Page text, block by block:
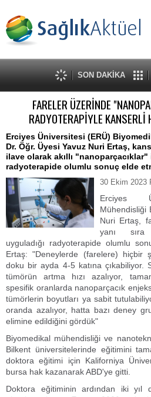
SON DAKİKA
FARELER ÜZERİNDE
RADYOTERAPİYLE KANSERLİ
Erciyes Üniversitesi (ERÜ)
Dr. Öğr. Üyesi Yavuz Nuri Ertaş,
ilave olarak akıllı "nanoparçacıklar"
radyoterapide olumlu sonuç elde
30 Ekim 2023
Erciyes
Mühendisliği
Nuri Ertaş,
yanı sıra
uyguladığı radyoterapide olumlu
Ertaş: "Deneylerde (farelere) hiçbir
doku bir ayda 4-5 katına çıkabiliyor.
tümörün artma hızı azalıyor,
spesifik oranlarda nanoparçacık
tümörlerin boyutları ya sabit
oranda azalıyor, hatta bazı deney
elimine edildiğini gördük"
Biyomedikal mühendisliği ve
Bilkent üniversitelerinde eğitimini
doktora eğitimi için Kaliforniya
bursa hak kazanarak ABD'ye gitti.
Doktora eğitiminin ardından iki yıl